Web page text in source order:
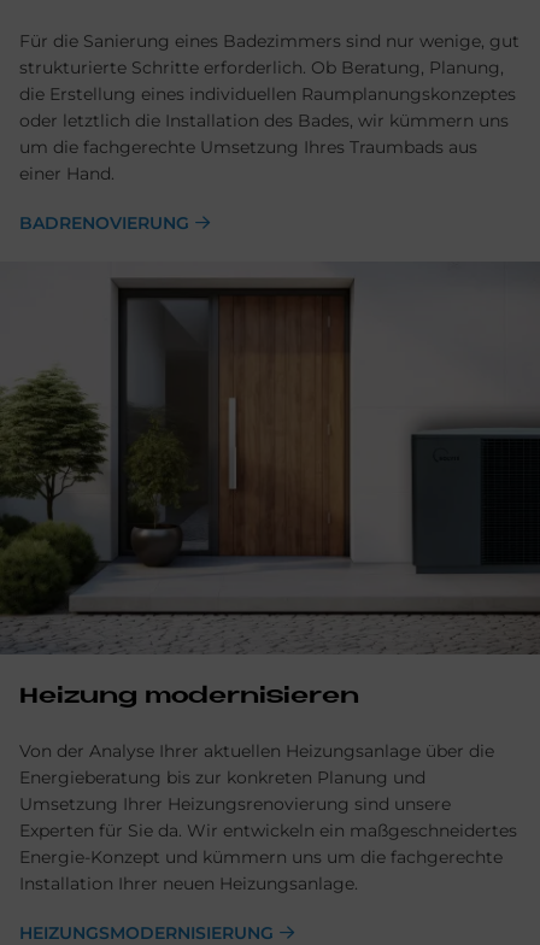
Für die Sanierung eines Badezimmers sind nur wenige, gut
strukturierte Schritte erforderlich. Ob Beratung, Planung,
die Erstellung eines individuellen Raumplanungskonzeptes
oder letztlich die Installation des Bades, wir kümmern uns
um die fachgerechte Umsetzung Ihres Traumbads aus
einer Hand.
BADRENOVIERUNG
Hei­zung mo­der­ni­sie­ren
Von der Analyse Ihrer aktuellen Heizungsanlage über die
Energieberatung bis zur konkreten Planung und
Umsetzung Ihrer Heizungsrenovierung sind unsere
Experten für Sie da. Wir entwickeln ein maßgeschneidertes
Energie-Konzept und kümmern uns um die fachgerechte
Installation Ihrer neuen Heizungsanlage.
HEIZUNGSMODERNISIERUNG